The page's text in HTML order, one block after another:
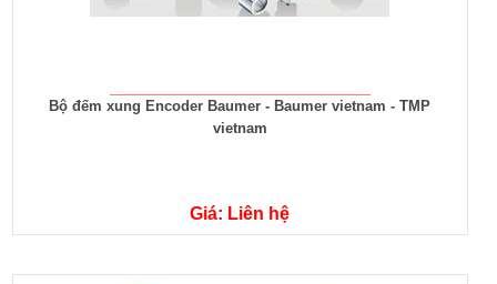
Bộ đếm xung Encoder Baumer - Baumer vietnam - TMP
vietnam
Giá: Liên hệ